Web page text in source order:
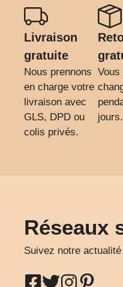
Livraison
gratuite
Nous prennons
en charge votre
livraison avec
GLS, DPD ou
colis privés.
Vous
jours.
Réseaux
Suivez notre